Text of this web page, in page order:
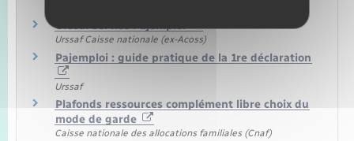
Urssaf service Pajemploi
Urssaf Caisse nationale (ex-Acoss)
Pajemploi : guide pratique de la 1re déclaration
Urssaf
Plafonds ressources complément libre choix du
mode de garde
Caisse nationale des allocations familiales (Cnaf)